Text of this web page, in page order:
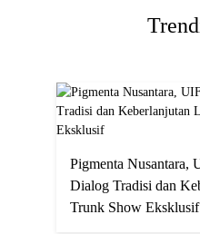
Pigmenta Nusantara,
Dialog Tradisi dan
Trunk Show Eksklusif